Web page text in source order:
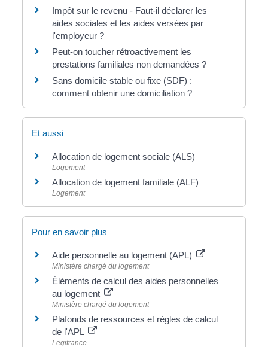
Impôt sur le revenu - Faut-il déclarer les
aides sociales et les aides versées par
l'employeur ?
Peut-on toucher rétroactivement les
prestations familiales non demandées ?
Sans domicile stable ou fixe (SDF) :
comment obtenir une domiciliation ?
Et aussi
Allocation de logement sociale (ALS)
Logement
Allocation de logement familiale (ALF)
Logement
Pour en savoir plus
Aide personnelle au logement (APL)
Ministère chargé du logement
Éléments de calcul des aides personnelles
au logement
Ministère chargé du logement
Plafonds de ressources et règles de calcul
de l'APL
Legifrance